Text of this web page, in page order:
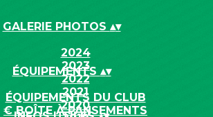
GALERIE PHOTOS ▴▾
2024
2023
2022
2021
2020
ÉQUIPEMENTS ▴▾
ÉQUIPEMENTS DU CLUB
€ BOÎTE À PANSEMENTS